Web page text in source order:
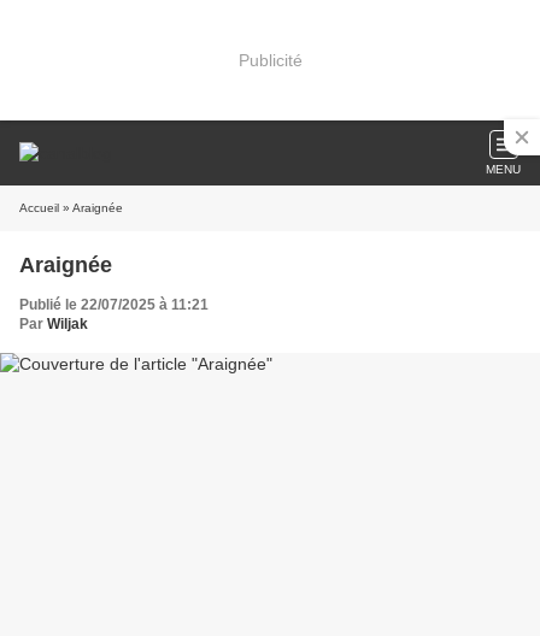
Publicité
MENU
Accueil » Araignée
Araignée
Publié le 22/07/2025 à 11:21
Par Wiljak